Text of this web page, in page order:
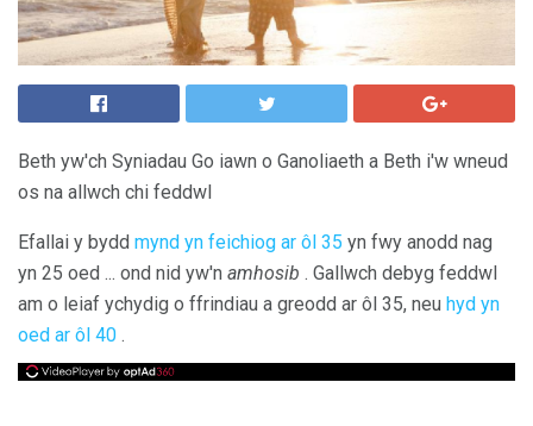
Beth yw'ch Syniadau Go iawn o Ganoliaeth a Beth i'w wneud
os na allwch chi feddwl
Efallai y bydd mynd yn feichiog ar ôl 35 yn fwy anodd nag
yn 25 oed ... ond nid yw'n amhosib . Gallwch debyg feddwl
am o leiaf ychydig o ffrindiau a greodd ar ôl 35, neu hyd yn
oed ar ôl 40 .